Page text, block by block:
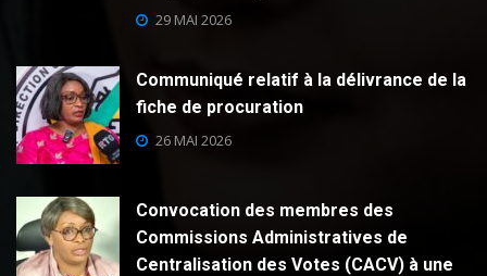
29 MAI 2026
Communiqué relatif à la délivrance de la
fiche de procuration
26 MAI 2026
Convocation des membres des
Commissions Administratives de
Centralisation des Votes (CACV) à une